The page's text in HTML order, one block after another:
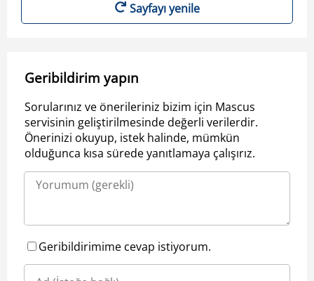
Sayfayı yenile
Geribildirim yapın
Sorularınız ve önerileriniz bizim için Mascus
servisinin geliştirilmesinde değerli verilerdir.
Önerinizi okuyup, istek halinde, mümkün
olduğunca kısa sürede yanıtlamaya çalışırız.
Geribildirimime cevap istiyorum.